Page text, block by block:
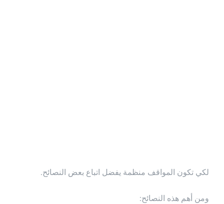
لكي تكون المواقف منظمة يفضل اتباع بعض النصائح.
ومن أهم هذه النصائح: